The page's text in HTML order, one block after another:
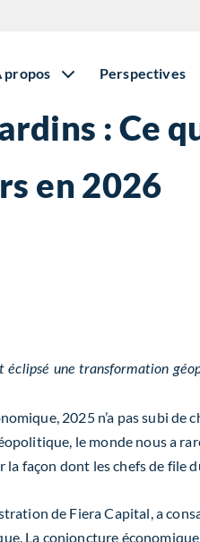
propos Perspectives
: Ce
en 2026
une transformation
2025 n’a pas subi
le monde nous a
façon dont les chefs de
de Fiera Capital, a
La conjoncture